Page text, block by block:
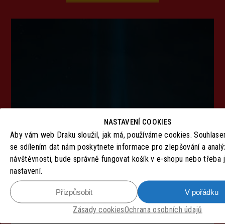
NASTAVENÍ COOKIES
Aby vám web Draku sloužil, jak má, používáme cookies.
se sdílením dat nám poskytnete informace pro zlepšování a
návštěvnosti, bude správně fungovat košík v e-shopu nebo třeba
nastavení.
V pořádku
Přizpůsobit
Zásady cookiesOchrana osobních údajů